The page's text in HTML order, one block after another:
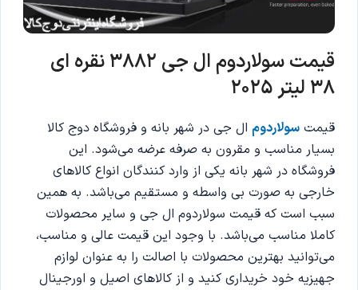
قیمت سولاردوم ال جی 3882 نقره ای
38 لیتر 2025
قیمت سولاردوم ال جی در شهر بانه و فروشگاه دوج کالا
بسیار مناسب و مقرون به صرفه عرضه می‌شود. این
فروشگاه در شهر بانه یکی از وارد کنندگان انواع کالاهای
خارجی به صورت بی واسطه و مستقیم می‌باشد. به همین
سبب است که قیمت سولاردوم ال جی و سایر محصولات
کاملا مناسب می‌باشد. با وجود این قیمت عالی و مناسب،
می‌توانید بهترین محصولات با اصالت را به عنوان لوازم
جهیزیه خود خریداری کنید و از کالاهای اصیل و اورجینال